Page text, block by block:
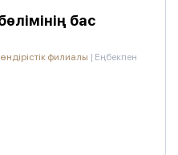
бас
филиалы | Еңбекпен